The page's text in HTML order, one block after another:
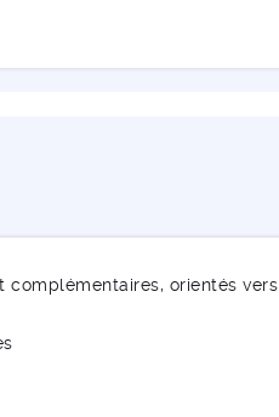
complémentaires, orientés vers